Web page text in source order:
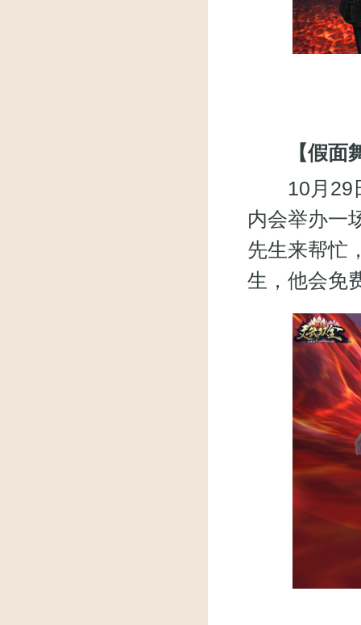
【假面舞
10月29日
内会举办一
先生来帮忙
生，他会免